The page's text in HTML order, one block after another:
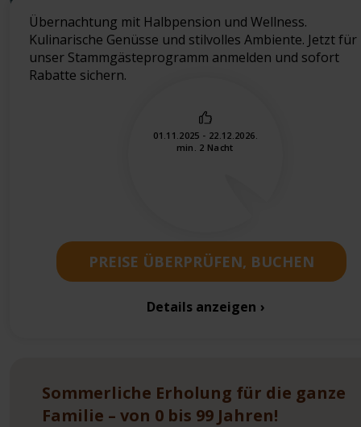
Übernachtung mit Halbpension und Wellness.
Kulinarische Genüsse und stilvolles Ambiente. Jetzt für
unser Stammgästeprogramm anmelden und sofort
Rabatte sichern.
01.11.2025 - 22.12.2026.
min. 2 Nacht
PREISE ÜBERPRÜFEN, BUCHEN
Details anzeigen
Sommerliche Erholung für die ganze
Familie – von 0 bis 99 Jahren!